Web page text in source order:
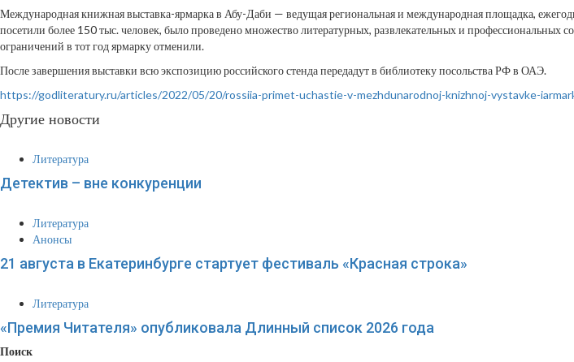
Международная книжная выставка-ярмарка в Абу-Даби — ведущая региональная и международная площадка,
посетили более 150 тыс. человек, было проведено множество литературных, развлекательных и
ограничений в тот год ярмарку отменили.
После завершения выставки всю экспозицию российского стенда передадут в библиотеку посольства РФ в ОАЭ.
https://godliteratury.ru/articles/2022/05/20/rossiia-primet-uchastie-v-mezhdunarodnoj-knizhnoj-vystavke-
Другие новости
Литература
Детектив – вне конкуренции
Литература
Анонсы
21 августа в Екатеринбурге стартует фестиваль «Красная строка»
Литература
«Премия Читателя» опубликовала Длинный список 2026 года
Поиск